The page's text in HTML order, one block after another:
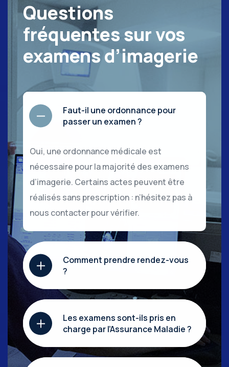
Questions
fréquentes sur vos
examens d’imagerie
Faut-il une ordonnance pour
passer un examen ?
Oui, une ordonnance médicale est
nécessaire pour la majorité des examens
d’imagerie. Certains actes peuvent être
réalisés sans prescription : n’hésitez pas à
nous contacter pour vérifier.
Comment prendre rendez-vous
?
Les examens sont-ils pris en
charge par l’Assurance Maladie ?